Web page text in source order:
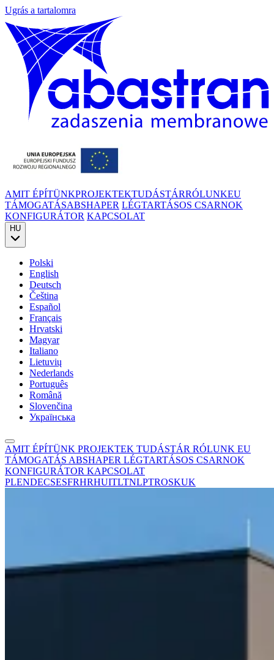
Ugrás a tartalomra
AMIT ÉPÍTÜNKPROJEKTEKTUDÁSTÁRRÓLUNKEU
TÁMOGATÁSABSHAPER LÉGTARTÁSOS CSARNOK
KONFIGURÁTOR KAPCSOLAT
HU
Polski
English
Deutsch
Čeština
Español
Français
Hrvatski
Magyar
Italiano
Lietuvių
Nederlands
Português
Română
Slovenčina
Українська
AMIT ÉPÍTÜNK PROJEKTEK TUDÁSTÁR RÓLUNK EU
TÁMOGATÁS ABSHAPER LÉGTARTÁSOS CSARNOK
KONFIGURÁTOR KAPCSOLAT
PLENDECSESFRHRHUITLTNLPTROSKUK